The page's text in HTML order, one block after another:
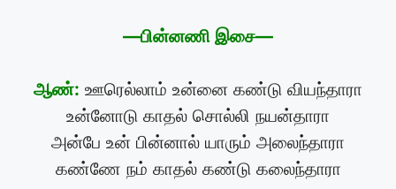
—பின்னணி இசை—
ஆண்: ஊரெல்லாம் உன்னை கண்டு வியந்தாரா
உன்னோடு காதல் சொல்லி நயன்தாரா
அன்பே உன் பின்னால் யாரும் அலைந்தாரா
கண்ணே நம் காதல் கண்டு கலைந்தாரா